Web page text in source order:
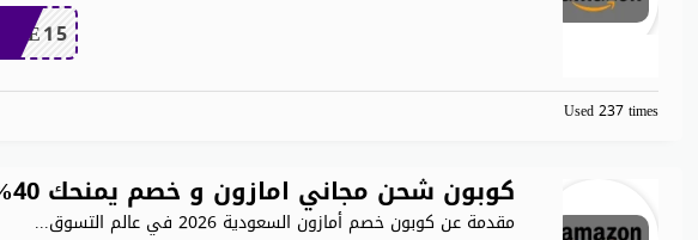
SAVE15
Used 237 times
كوبون شحن مجاني امازون و خصم يمنحك 40% على كل الطلبات
مقدمة عن كوبون خصم أمازون السعودية 2026 في عالم التسوق ...